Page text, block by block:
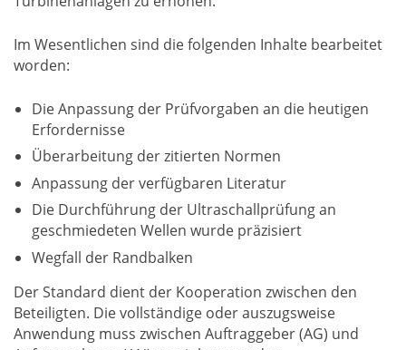
Im Wesentlichen sind die folgenden Inhalte bearbeitet
worden:
Die Anpassung der Prüfvorgaben an die heutigen
Erfordernisse
Überarbeitung der zitierten Normen
Anpassung der verfügbaren Literatur
Die Durchführung der Ultraschallprüfung an
geschmiedeten Wellen wurde präzisiert
Wegfall der Randbalken
Der Standard dient der Kooperation zwischen den
Beteiligten. Die vollständige oder auszugsweise
Anwendung muss zwischen Auftraggeber (AG) und